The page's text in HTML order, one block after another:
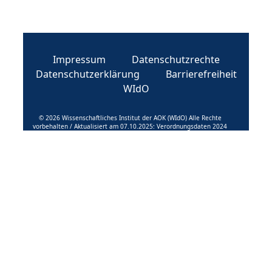
Impressum
Datenschutzrechte
Datenschutzerklärung
Barrierefreiheit
WIdO
© 2026 Wissenschaftliches Institut der AOK (WIdO) Alle Rechte
vorbehalten / Aktualisiert am 07.10.2025: Verordnungsdaten 2024